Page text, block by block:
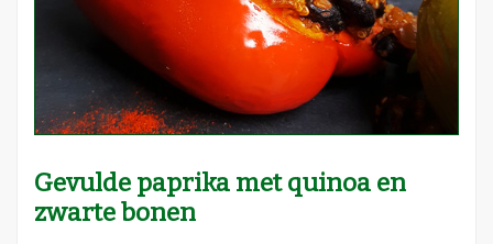
Gevulde paprika met quinoa en
zwarte bonen